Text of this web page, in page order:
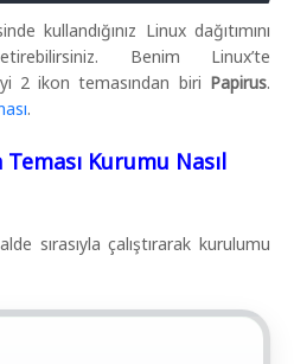
kullandığınız Linux dağıtımını
Benim Linux’te
2 ikon temasından biri Papirus.
.
Kurumu Nasıl
sırasıyla çalıştırarak kurulumu